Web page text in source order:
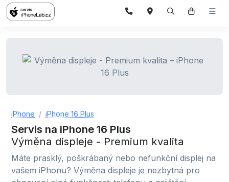
iPhone iPhone 16 Plus
Servis na iPhone 16 Plus
Výměna displeje - Premium kvalita
Máte prasklý, poškrábaný nebo nefunkční displej na
vašem iPhonu? Výměna displeje je nezbytná pro